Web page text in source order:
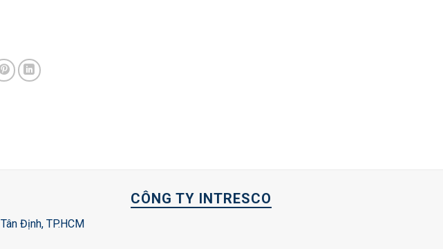
Định, TP.HCM
CÔNG TY INTRESCO